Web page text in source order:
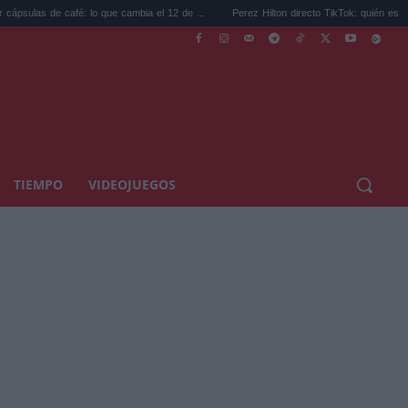
lo que cambia el 12 de ... Perez Hilton directo TikTok: quién es el bloguero ...
TIEMPO VIDEOJUEGOS